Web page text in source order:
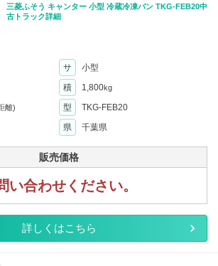
三菱ふそう キャンター 小型 冷蔵冷凍バン TKG-FEB20中
古トラック詳細
サ
小型
積 1,800kg
離) 型
TKG-FEB20
県 千葉県
販売価格
い合わせください。
詳しくはこちら